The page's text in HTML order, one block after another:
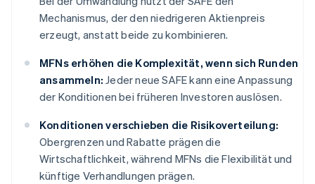
Mechanismus, der den niedrigeren Aktienpreis
erzeugt, anstatt beide zu kombinieren.
MFNs erhöhen die Komplexität, wenn sich Runden
ansammeln: Jeder neue SAFE kann eine Anpassung
der Konditionen bei früheren Investoren auslösen.
Konditionen verschieben die Risikoverteilung:
Obergrenzen und Rabatte prägen die
Wirtschaftlichkeit, während MFNs die Flexibilität und
künftige Verhandlungen prägen.